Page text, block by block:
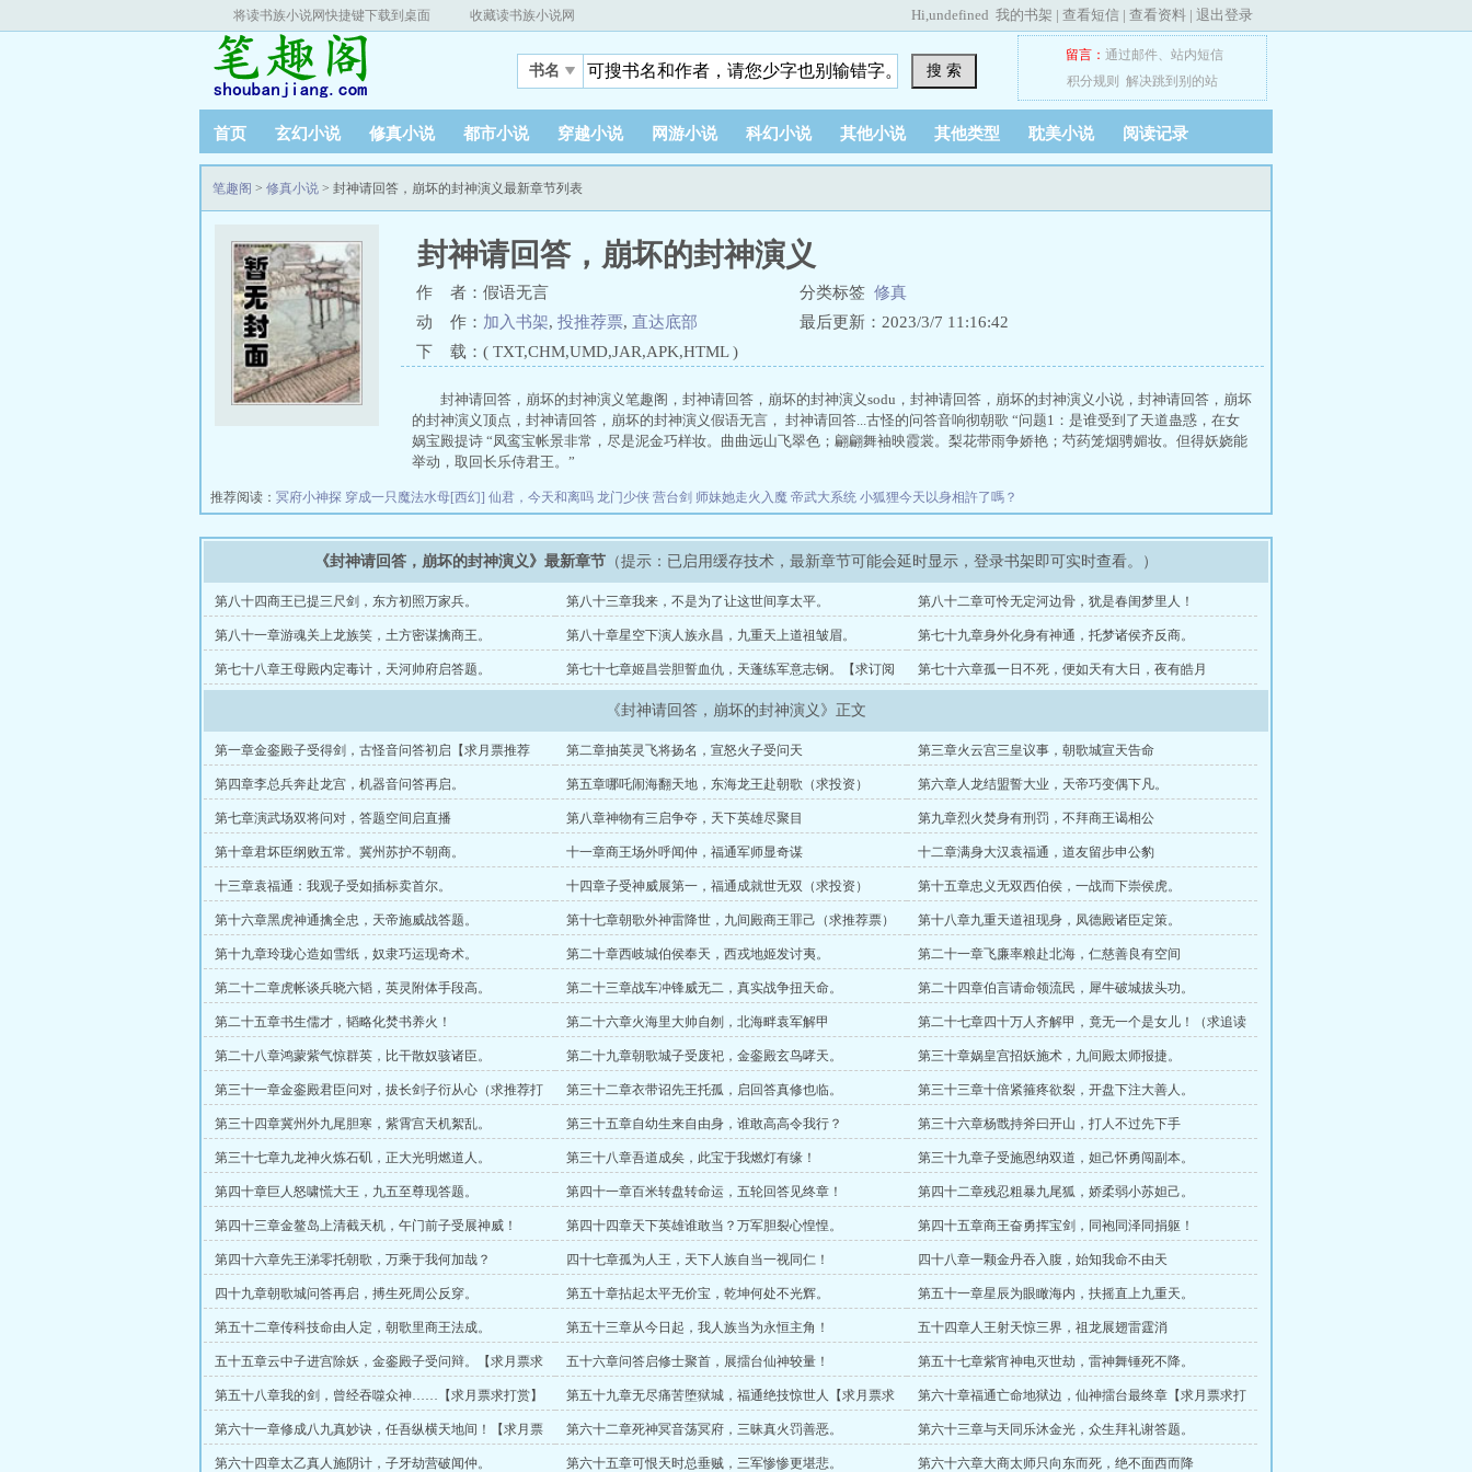
将读书族小说网快捷键下载到桌面 收藏读书族小说网 Hi,undefined 我的书架 | 查看短信 | 查看资料 | 退出登录
书名 搜 索
留言： 通过邮件、 站内短信
积分规则
解决跳到别的站
首页 玄幻小说 修真小说 都市小说 穿越小说 网游小说 科幻小说 其他小说 其他类型 耽美小说 阅读记录
笔趣阁 > 修真小说 > 封神请回答，崩坏的封神演义最新章节列表
封神请回答，崩坏的封神演义
作 者：假语无言 分类标签 修真
动 作： 加入书架, 投推荐票, 直达底部
最后更新：2023/3/7 11:16:42
下 载：( TXT,CHM,UMD,JAR,APK,HTML )
封神请回答，崩坏的封神演义笔趣阁，封神请回答，崩坏的封神演义sodu，封神请回答，崩坏的封神演义小说，封神请回答，崩坏
的封神演义顶点，封神请回答，崩坏的封神演义假语无言， 封神请回答...古怪的问答音响彻朝歌 “问题1：是谁受到了天道蛊惑，在女
娲宝殿提诗 “凤鸾宝帐景非常，尽是泥金巧样妆。曲曲远山飞翠色；翩翩舞袖映霞裳。梨花带雨争娇艳；芍药笼烟骋媚妆。但得妖娆能
举动，取回长乐侍君王。”
推荐阅读： 冥府小神探 穿成一只魔法水母[西幻] 仙君，今天和离吗 龙门少侠 营台剑 师妹她走火入魔 帝武大系统 小狐狸今天以身相許了嗎？
《封神请回答，崩坏的封神演义》最新章节 （提示：已启用缓存技术，最新章节可能会延时显示，登录书架即可实时查看。）
第八十四商王已提三尺剑，东方初照万家兵。 第八十三章我来，不是为了让这世间享太平。 第八十二章可怜无定河边骨，犹是春闺梦里人！
第八十一章游魂关上龙族笑，土方密谋擒商王。 第八十章星空下演人族永昌，九重天上道祖皱眉。 第七十九章身外化身有神通，托梦诸侯齐反商。
第七十八章王母殿内定毒计，天河帅府启答题。
第七十七章姬昌尝胆誓血仇，天蓬练军意志钢。【求订阅
第七十六章孤一日不死，便如天有大日，夜有皓月
《封神请回答，崩坏的封神演义》正文
第一章金銮殿子受得剑，古怪音问答初启【求月票推荐
票】
第二章抽英灵飞将扬名，宣怒火子受问天 第三章火云宫三皇议事，朝歌城宣天告命
第四章李总兵奔赴龙宫，机器音问答再启。 第五章哪吒闹海翻天地，东海龙王赴朝歌（求投资） 第六章人龙结盟誓大业，天帝巧变偶下凡。
第七章演武场双将问对，答题空间启直播 第八章神物有三启争夺，天下英雄尽聚目 第九章烈火焚身有刑罚，不拜商王谒相公
第十章君坏臣纲败五常。冀州苏护不朝商。 十一章商王场外呼闻仲，福通军师显奇谋 十二章满身大汉袁福通，道友留步申公豹
十三章袁福通：我观子受如插标卖首尔。 十四章子受神威展第一，福通成就世无双（求投资） 第十五章忠义无双西伯侯，一战而下崇侯虎。
第十六章黑虎神通擒全忠，天帝施威战答题。 第十七章朝歌外神雷降世，九间殿商王罪己（求推荐票） 第十八章九重天道祖现身，凤德殿诸臣定策。
第十九章玲珑心造如雪纸，奴隶巧运现奇术。 第二十章西岐城伯侯奉天，西戎地姬发讨夷。 第二十一章飞廉率粮赴北海，仁慈善良有空间
第二十二章虎帐谈兵晓六韬，英灵附体手段高。 第二十三章战车冲锋威无二，真实战争扭天命。 第二十四章伯言请命领流民，犀牛破城拔头功。
第二十五章书生儒才，韬略化焚书养火！ 第二十六章火海里大帅自刎，北海畔袁军解甲
第二十七章四十万人齐解甲，竟无一个是女儿！（求追读
求推荐票）
第二十八章鸿蒙紫气惊群英，比干散奴骇诸臣。 第二十九章朝歌城子受废祀，金銮殿玄鸟哮天。 第三十章娲皇宫招妖施术，九间殿太师报捷。
第三十一章金銮殿君臣问对，拔长剑子衍从心（求推荐打
赏月票）
第三十二章衣带诏先王托孤，启回答真修也临。 第三十三章十倍紧箍疼欲裂，开盘下注大善人。
第三十四章冀州外九尾胆寒，紫霄宫天机絮乱。 第三十五章自幼生来自由身，谁敢高高令我行？ 第三十六章杨戬持斧曰开山，打人不过先下手
第三十七章九龙神火炼石矶，正大光明燃道人。 第三十八章吾道成矣，此宝于我燃灯有缘！ 第三十九章子受施恩纳双道，妲己怀勇闯副本。
第四十章巨人怒啸慌大王，九五至尊现答题。 第四十一章百米转盘转命运，五轮回答见终章！ 第四十二章残忍粗暴九尾狐，娇柔弱小苏妲己。
第四十三章金鳌岛上清截天机，午门前子受展神威！ 第四十四章天下英雄谁敢当？万军胆裂心惶惶。 第四十五章商王奋勇挥宝剑，同袍同泽同捐躯！
第四十六章先王涕零托朝歌，万乘于我何加哉？ 四十七章孤为人王，天下人族自当一视同仁！ 四十八章一颗金丹吞入腹，始知我命不由天
四十九章朝歌城问答再启，搏生死周公反穿。 第五十章拈起太平无价宝，乾坤何处不光辉。 第五十一章星辰为眼瞰海内，扶摇直上九重天。
第五十二章传科技命由人定，朝歌里商王法成。 第五十三章从今日起，我人族当为永恒主角！ 五十四章人王射天惊三界，祖龙展翅雷霆消
五十五章云中子进宫除妖，金銮殿子受问辩。【求月票求
打赏】
五十六章问答启修士聚首，展擂台仙神较量！ 第五十七章紫宵神电灭世劫，雷神舞锤死不降。
第五十八章我的剑，曾经吞噬众神……【求月票求打赏】
第五十九章无尽痛苦堕狱城，福通绝技惊世人【求月票求
打赏】
第六十章福通亡命地狱边，仙神擂台最终章【求月票求打
赏】
第六十一章修成八九真妙诀，任吾纵横天地间！【求月票
求打赏】
第六十二章死神冥音荡冥府，三昧真火罚善恶。 第六十三章与天同乐沐金光，众生拜礼谢答题。
第六十四章太乙真人施阴计，子牙劫营破闻仲。 第六十五章可恨天时总垂贼，三军惨惨更堪悲。 第六十六章大商太师只向东而死，绝不面西而降